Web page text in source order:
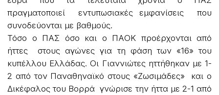
πραγματοποιεί εντυπωσιακές εμφανίσεις που
συνοδεύονται με βαθμούς.
Τόσο ο ΠΑΣ όσο και ο ΠΑΟΚ προέρχονται από
ήττες στους αγώνες για τη φάση των «16» του
κυπέλλου Ελλάδας. Οι Γιαννιώτες ηττήθηκαν με 1-
2 από τον Παναθηναϊκό στους «Ζωσιμάδες» και ο
Δικέφαλος του Βορρά γνώρισε την ήττα με 2-1 από